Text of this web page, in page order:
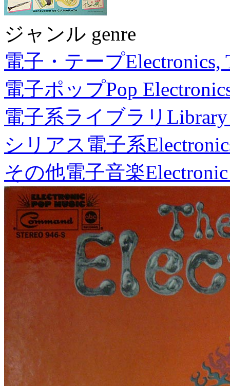
ジャンル genre
電子・テープElectronics,
電子ポップPop
電子系ライブラリ
シリアス電子系
その他電子音楽